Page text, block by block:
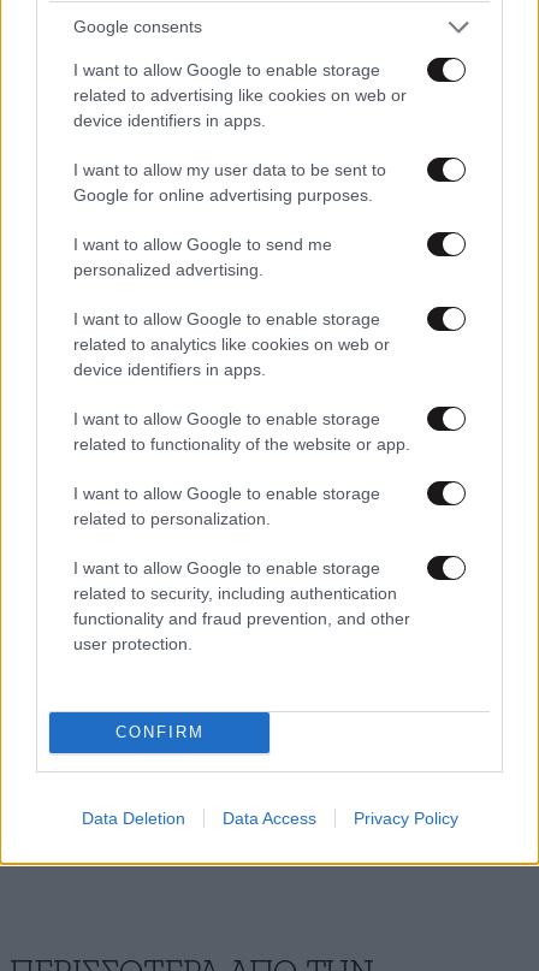
Google consents
I want to allow Google to enable storage
related to advertising like cookies on web or
device identifiers in apps.
I want to allow my user data to be sent to
Google for online advertising purposes.
I want to allow Google to send me
personalized advertising.
I want to allow Google to enable storage
related to analytics like cookies on web or
device identifiers in apps.
I want to allow Google to enable storage
related to functionality of the website or app.
I want to allow Google to enable storage
related to personalization.
I want to allow Google to enable storage
related to security, including authentication
functionality and fraud prevention, and other
user protection.
CONFIRM
Data Deletion Data Access Privacy Policy
καινοτομία, η μόχλευση είναι το μυαλό των νέων
Στόχος, είπε ο κ. Δένδιας, «δεν είναι ένα
πελάτης θα είναι οι Ένοπλες Δυνάμεις της χώρας»
και συμπλήρωσε:«Πάμε να κάνουμε ένα καθαρό,
Από
ελληνικές επιχειρήσεις που μπορούν να σταθούν
να σταθούν στο εξωτερικό.Εκεί είναι το κριτήριο.
μπορείς, με όρους ανταγωνισμού, να σταθείς ίσος
Παρόντες στην εκδήλωση ήταν, επίσης, ο διευθύνων
Καινοτομίας (ΕΛΚΑΚ) Παντελής Τζωρτζάκης,ο
Επενδύσεων του Υπουργείου Εθνικής Άμυνας
υποστράτηγος Ιωάννης Μπούρας και εκπρόσωποι
ελληνικών εταιρειών αμυντικής τεχνολογίας.
το
στο Viber και
μάθετεπρώτοι τα σημαντικότερα νέα